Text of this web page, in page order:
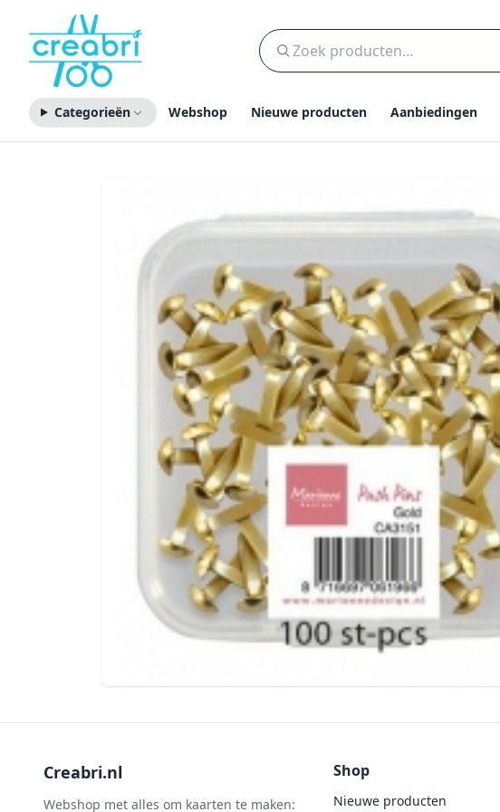
Categorieën Webshop Nieuwe producten Aanbiedingen
Creabri.nl
Webshop met alles om kaarten te maken:
Shop
Nieuwe producten